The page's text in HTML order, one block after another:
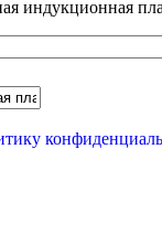
индукционная